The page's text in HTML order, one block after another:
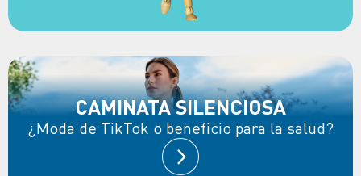
CAMINATA SILENCIOSA
¿Moda de TikTok o beneficio para la salud?